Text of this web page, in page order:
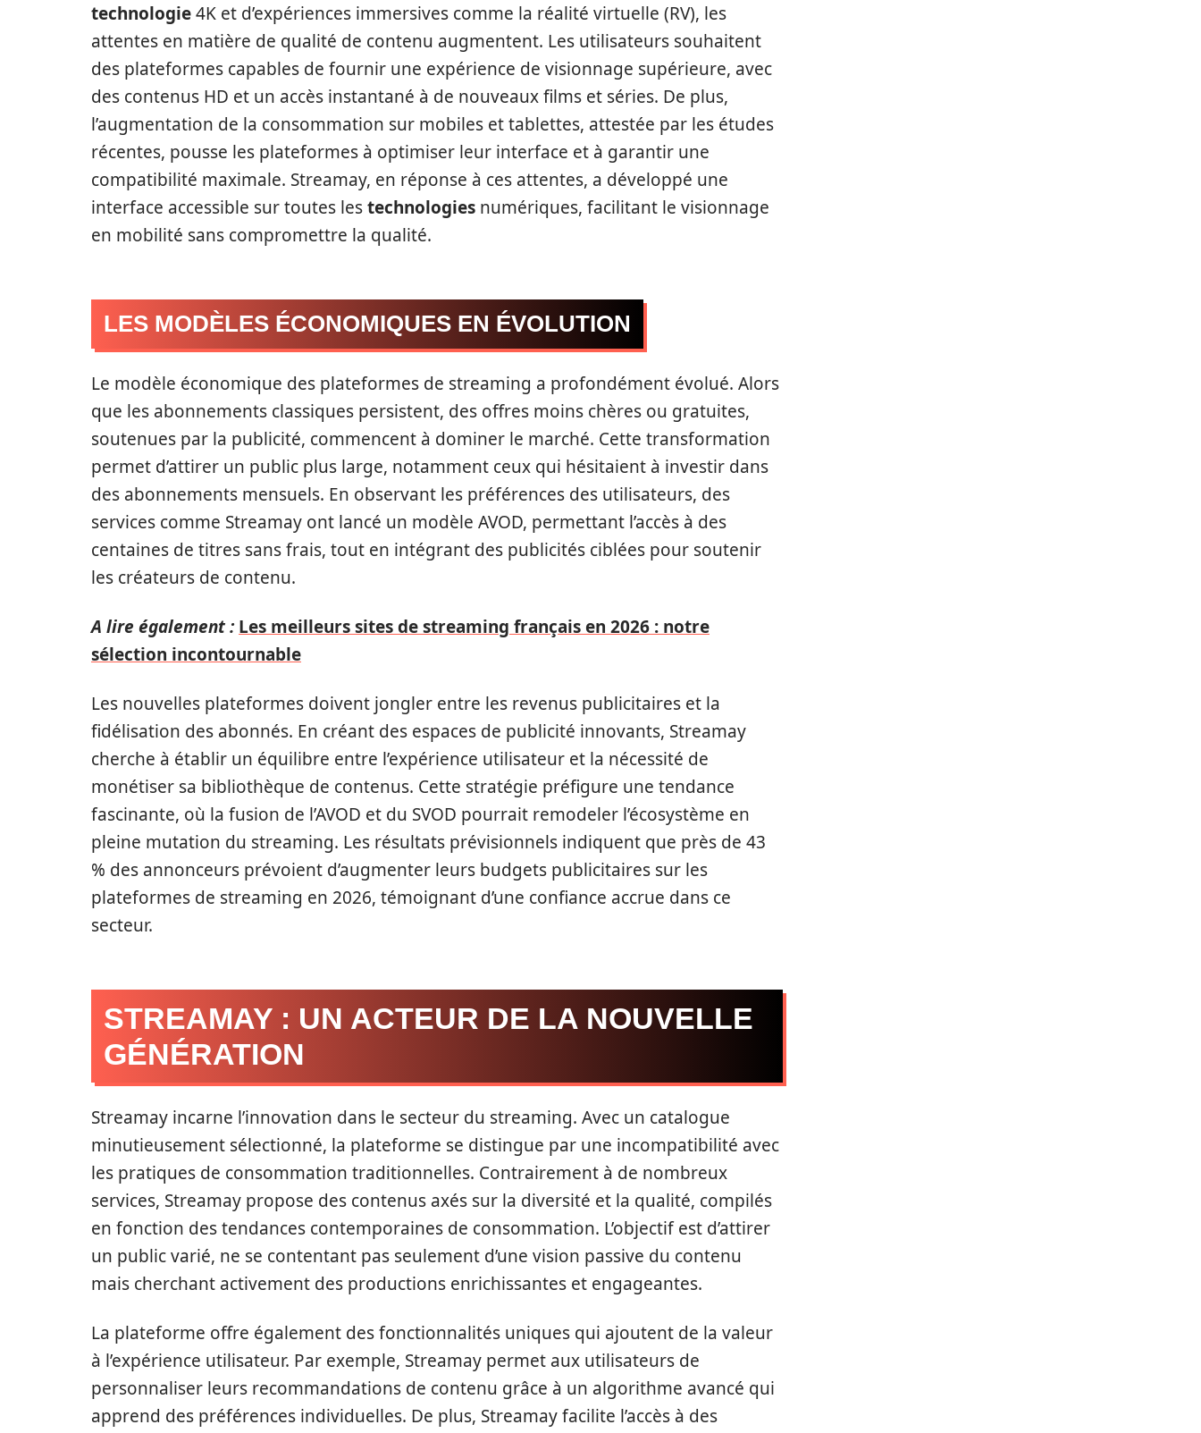
technologie4K et d’expériences immersives comme la réalité virtuelle (RV), les
attentes en matière de qualité de contenu augmentent. Les utilisateurs souhaitent
des plateformes capables de fournir une expérience de visionnage supérieure, avec
des contenus HD et un accès instantané à de nouveaux films et séries. De plus,
l’augmentation de la consommation sur mobiles et tablettes, attestée par les études
récentes, pousse les plateformes à optimiser leur interface et à garantir une
compatibilité maximale. Streamay, en réponse à ces attentes, a développé une
interface accessible sur toutes lestechnologies numériques, facilitant le visionnage
en mobilité sans compromettre la qualité.
LES MODÈLES ÉCONOMIQUES EN ÉVOLUTION
Le modèle économique des plateformes de streaming a profondément évolué. Alors
que les abonnements classiques persistent, des offres moins chères ou gratuites,
soutenues par la publicité, commencent à dominer le marché. Cette transformation
permet d’attirer un public plus large, notamment ceux qui hésitaient à investir dans
des abonnements mensuels. En observant les préférences des utilisateurs, des
services comme Streamay ont lancé un modèle AVOD, permettant l’accès à des
centaines de titres sans frais, tout en intégrant des publicités ciblées pour soutenir
les créateurs de contenu.
A lire également : Les meilleurs sites de streaming français en 2026 : notre
sélection incontournable
Les nouvelles plateformes doivent jongler entre les revenus publicitaires et la
fidélisation des abonnés. En créant des espaces de publicité innovants, Streamay
cherche à établir un équilibre entre l’expérience utilisateur et la nécessité de
monétiser sa bibliothèque de contenus. Cette stratégie préfigure une tendance
fascinante, où la fusion de l’AVOD et du SVOD pourrait remodeler l’écosystème en
pleine mutation du streaming. Les résultats prévisionnels indiquent que près de 43
% des annonceurs prévoient d’augmenter leurs budgets publicitaires sur les
plateformes de streaming en 2026, témoignant d’une confiance accrue dans ce
secteur.
STREAMAY : UN ACTEUR DE LA NOUVELLE
GÉNÉRATION
Streamay incarne l’innovation dans le secteur du streaming. Avec un catalogue
minutieusement sélectionné, la plateforme se distingue par une incompatibilité avec
les pratiques de consommation traditionnelles. Contrairement à de nombreux
services, Streamay propose des contenus axés sur la diversité et la qualité, compilés
en fonction des tendances contemporaines de consommation. L’objectif est d’attirer
un public varié, ne se contentant pas seulement d’une vision passive du contenu
mais cherchant activement des productions enrichissantes et engageantes.
La plateforme offre également des fonctionnalités uniques qui ajoutent de la valeur
à l’expérience utilisateur. Par exemple, Streamay permet aux utilisateurs de
personnaliser leurs recommandations de contenu grâce à un algorithme avancé qui
apprend des préférences individuelles. De plus, Streamay facilite l’accès à des